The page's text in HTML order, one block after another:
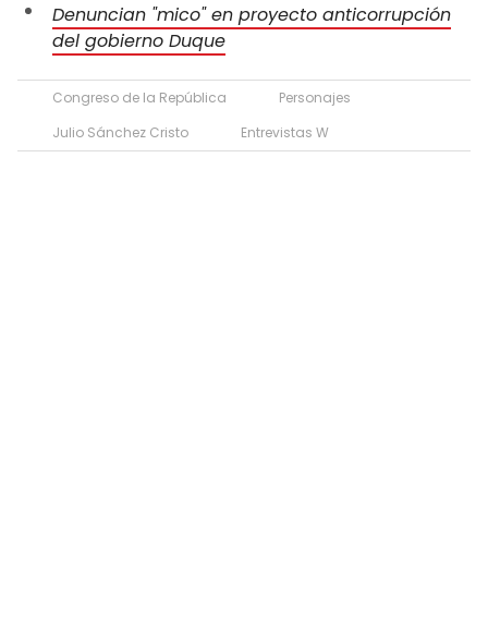
Denuncian "mico" en proyecto anticorrupción
del gobierno Duque
Congreso de la República
Personajes
Julio Sánchez Cristo
Entrevistas W